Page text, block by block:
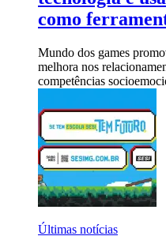
como
Mundo dos games
melhora nos
competências
Últimas notícias